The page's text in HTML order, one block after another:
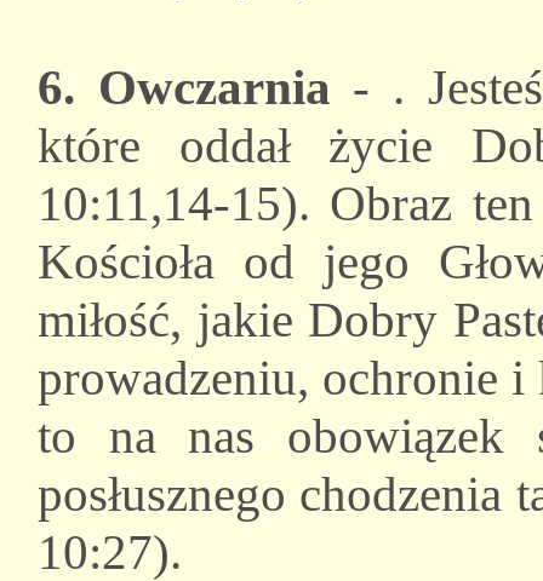
6. Owczarnia - .
które oddał życie
10:11,14-15). Obraz
Kościoła od jego
miłość, jakie Dobry
prowadzeniu, ochronie i
to na nas obowiązek
posłusznego chodzenia
10:27).